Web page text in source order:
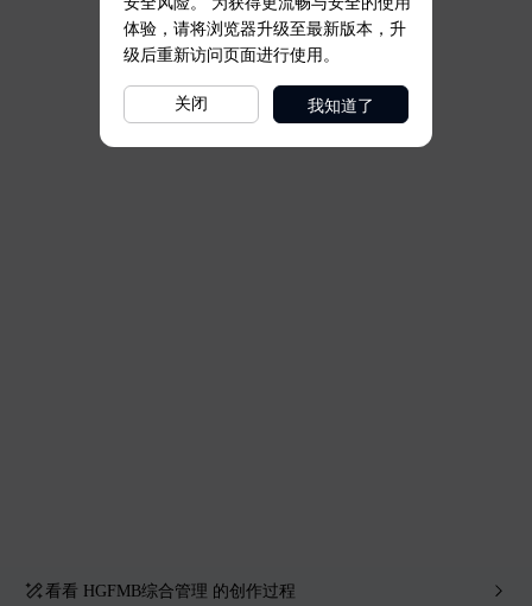
看看 HGFMB综合管理 的创作过程
体验，请将浏览器升级至最新版本，升
级后重新访问页面进行使用。
关闭 我知道了